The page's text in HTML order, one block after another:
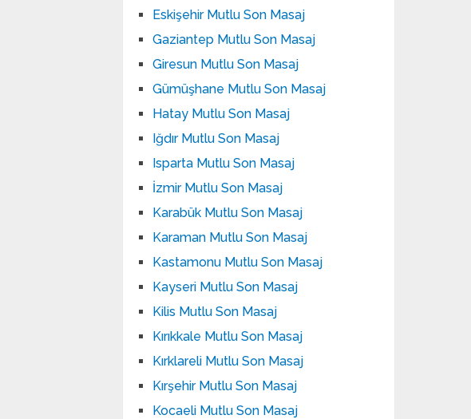
Eskişehir Mutlu Son Masaj
Gaziantep Mutlu Son Masaj
Giresun Mutlu Son Masaj
Gümüşhane Mutlu Son Masaj
Hatay Mutlu Son Masaj
Iğdır Mutlu Son Masaj
Isparta Mutlu Son Masaj
İzmir Mutlu Son Masaj
Karabük Mutlu Son Masaj
Karaman Mutlu Son Masaj
Kastamonu Mutlu Son Masaj
Kayseri Mutlu Son Masaj
Kilis Mutlu Son Masaj
Kırıkkale Mutlu Son Masaj
Kırklareli Mutlu Son Masaj
Kırşehir Mutlu Son Masaj
Kocaeli Mutlu Son Masaj